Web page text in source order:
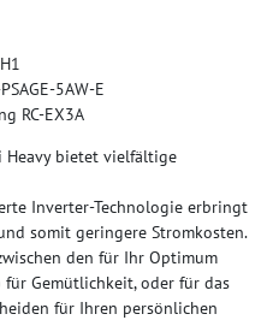
5AW-E
RC-EX3A
Heavy bietet vielfältige
Inverter-Technologie erbringt
somit geringere Stromkosten.
den für Ihr Optimum
für Gemütlichkeit, oder für das
für Ihren persönlichen